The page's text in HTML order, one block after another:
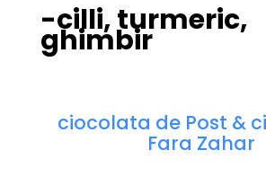
-cilli, turmeric,
ghimbir
ciocolata de Post &
Fara Zahar